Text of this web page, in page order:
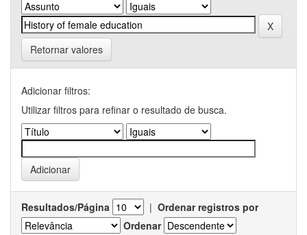
Retornar valores
Adicionar filtros:
Utilizar filtros para refinar o resultado de busca.
Resultados/Página | Ordenar registros por
Ordenar